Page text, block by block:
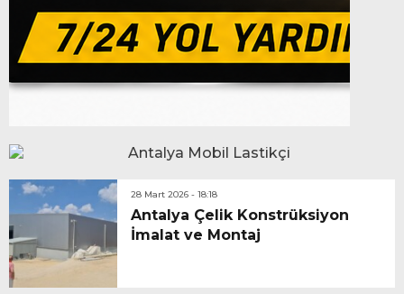
28 Mart 2026 - 18:18
Antalya Çelik Konstrüksiyon
İmalat ve Montaj